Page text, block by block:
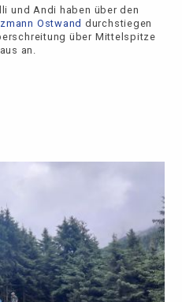
und Andi haben über den
Ostwand durchstiegen
über Mittelspitze
an.